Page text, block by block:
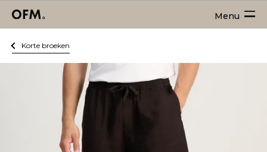
Menu
Korte broeken